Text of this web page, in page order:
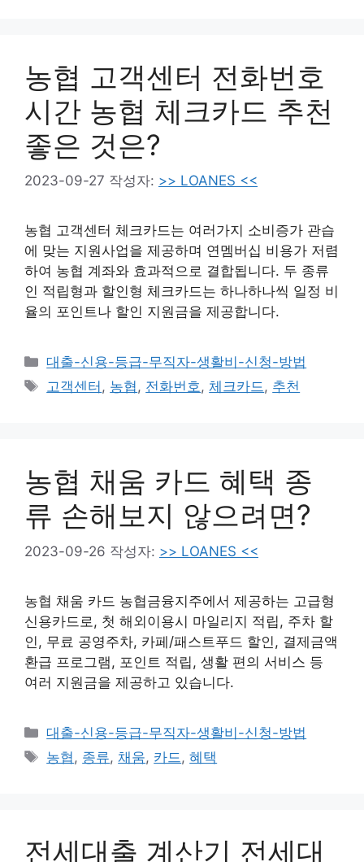
농협 고객센터 전화번호
시간 농협 체크카드 추천
좋은 것은?
2023-09-27 작성자: >> LOANES <<
농협 고객센터 체크카드는 여러가지 소비증가 관습
에 맞는 지원사업을 제공하며 연멤버십 비용가 저렴
하여 농협 계좌와 효과적으로 결합됩니다. 두 종류
인 적립형과 할인형 체크카드는 하나하나씩 일정 비
율의 포인트나 할인 지원금을 제공합니다.
카
테
대출-신용-등급-무직자-생활비-신청-방법
태
고객센터 , 농협, 전화번호,체크카드, 추천
농협 채움 카드 혜택 종
류 손해보지 않으려면?
2023-09-26 작성자: >> LOANES <<
농협 채움 카드 농협금융지주에서 제공하는 고급형
신용카드로, 첫 해외이용시 마일리지 적립, 주차 할
인, 무료 공영주차, 카페/패스트푸드 할인, 결제금액
환급 프로그램, 포인트 적립, 생활 편의 서비스 등
여러 지원금을 제공하고 있습니다.
카
테
고
대출-신용-등급-무직자-생활비-신청-방법
태
농협 , 종류, 채움, 카드 ,혜택
전세대출 계산기 전세대